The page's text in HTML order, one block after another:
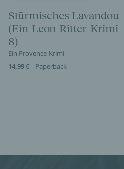
Stürmisches Lavandou
(Ein-Leon-Ritter-Krimi
8)
Ein Provence-Krimi
14,99 €
Paperback